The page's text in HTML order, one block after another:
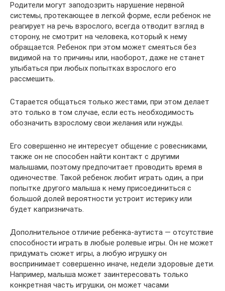
Родители могут заподозрить нарушение нервной
системы, протекающее в легкой форме, если ребенок не
реагирует на речь взрослого, всегда отводит взгляд в
сторону, не смотрит на человека, который к нему
обращается. Ребенок при этом может смеяться без
видимой на то причины или, наоборот, даже не станет
улыбаться при любых попытках взрослого его
рассмешить.
Старается общаться только жестами, при этом делает
это только в том случае, если есть необходимость
обозначить взрослому свои желания или нужды.
Его совершенно не интересует общение с ровесниками,
также он не способен найти контакт с другими
малышами, поэтому предпочитает проводить время в
одиночестве. Такой ребенок любит играть один, а при
попытке другого малыша к нему присоединиться с
большой долей вероятности устроит истерику или
будет капризничать.
Дополнительное отличие ребенка-аутиста — отсутствие
способности играть в любые ролевые игры. Он не может
придумать сюжет игры, а любую игрушку он
воспринимает совершенно иначе, недели здоровые дети.
Например, малыша может заинтересовать только
конкретная часть игрушки, он может часами